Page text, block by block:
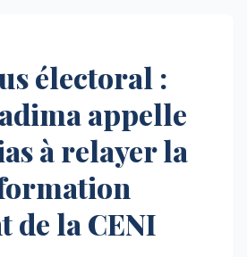
électoral :
appelle
à relayer la
de la CENI